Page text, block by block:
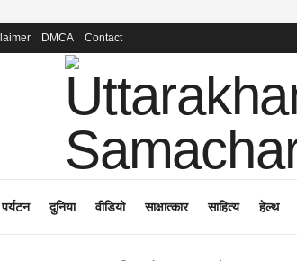
DMCA Contact
पर्यटन दुनिया वीडियो साक्षात्कार साहित्य हेल्थ